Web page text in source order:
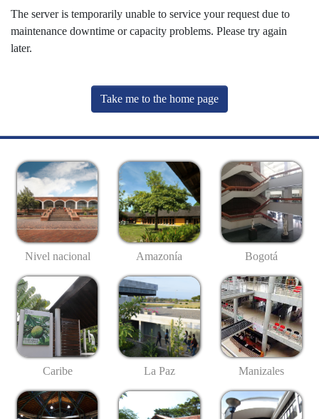
The server is temporarily unable to service your request due to
maintenance downtime or capacity problems. Please try again
later.
Take me to the home page
Nivel nacional Amazonía Bogotá
Caribe La Paz Manizales